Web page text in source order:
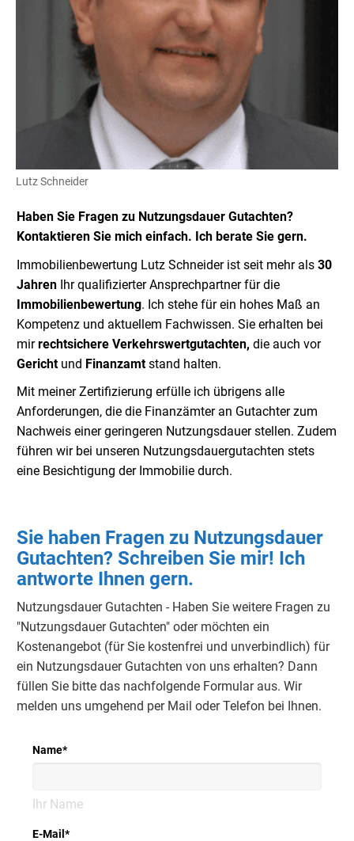
Lutz Schneider
Haben Sie Fragen zu Nutzungsdauer Gutachten?
Kontaktieren Sie mich einfach. Ich berate Sie gern.
Immobilienbewertung Lutz Schneider ist seit mehr als 30
Jahren Ihr qualifizierter Ansprechpartner für die
Immobilienbewertung. Ich stehe für ein hohes Maß an
Kompetenz und aktuellem Fachwissen. Sie erhalten bei
mirrechtsichere Verkehrswertgutachten, die auch vor
Gerichtund Finanzamtstand halten.
Mit meiner Zertifizierung erfülle ich übrigens alle
Anforderungen, die die Finanzämter an Gutachter zum
Nachweis einer geringeren Nutzungsdauer stellen. Zudem
führen wir bei unseren Nutzungsdauergutachten stets
eine Besichtigung der Immobilie durch.
Sie haben Fragen zu Nutzungsdauer
Gutachten? Schreiben Sie mir! Ich
antworte Ihnen gern.
Nutzungsdauer Gutachten - Haben Sie weitere Fragen zu
"Nutzungsdauer Gutachten" oder möchten ein
Kostenangebot (für Sie kostenfrei und unverbindlich) für
ein Nutzungsdauer Gutachten von uns erhalten? Dann
füllen Sie bitte das nachfolgende Formular aus. Wir
melden uns umgehend per Mail oder Telefon bei Ihnen.
Name*
Ihr Name
E-Mail*